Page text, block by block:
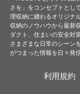
さを」をコンセプトとし
理収納に纏わるオリジナ
収納のノウハウから最新
ダクト、住まいの安全対
さまざまな日常のシーン
がつまった情報を日々発
利用規約